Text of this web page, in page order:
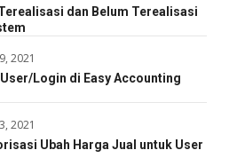
dan Belum Terealisasi
2021
Login di Easy Accounting
2021
Ubah Harga Jual untuk User